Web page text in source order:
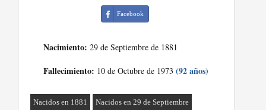
Facebook
Nacimiento: 29 de Septiembre de 1881
Fallecimiento: 10 de Octubre de 1973(92 años)
Nacidos en 1881 Nacidos en 29 de Septiembre